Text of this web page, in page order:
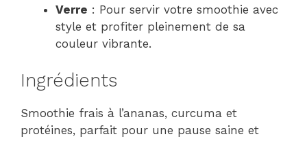
Verre : Pour servir votre smoothie avec
style et profiter pleinement de sa
couleur vibrante.
Ingrédients
Smoothie frais à l’ananas, curcuma et
protéines, parfait pour une pause saine et